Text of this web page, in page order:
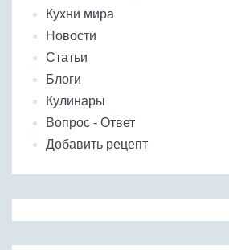
Кухни мира
Новости
Статьи
Блоги
Кулинары
Вопрос - Ответ
Добавить рецепт